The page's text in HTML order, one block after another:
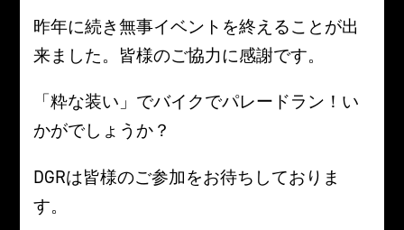
昨年に続き無事イベントを終えることが出
来ました。皆様のご協力に感謝です。
「粋な装い」でバイクでパレードラン！い
かがでしょうか？
DGRは皆様のご参加をお待ちしておりま
す。